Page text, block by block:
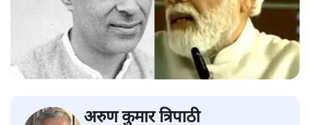
अरुण कुमार त्रिपाठी